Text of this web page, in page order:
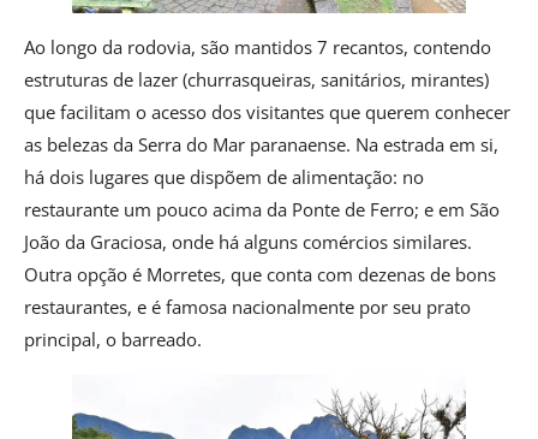
Ao longo da rodovia, são mantidos 7 recantos, contendo
estruturas de lazer (churrasqueiras, sanitários, mirantes)
que facilitam o acesso dos visitantes que querem conhecer
as belezas da Serra do Mar paranaense. Na estrada em si,
há dois lugares que dispõem de alimentação: no
restaurante um pouco acima da Ponte de Ferro; e em São
João da Graciosa, onde há alguns comércios similares.
Outra opção é Morretes, que conta com dezenas de bons
restaurantes, e é famosa nacionalmente por seu prato
principal, o barreado.